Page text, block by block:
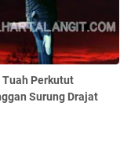
Tuah Perkutut
Surung Drajat